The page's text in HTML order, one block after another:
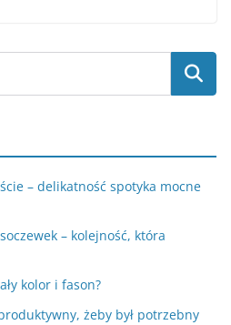
– delikatność spotyka mocne
– kolejność, która
kolor i fason?
żeby był potrzebny